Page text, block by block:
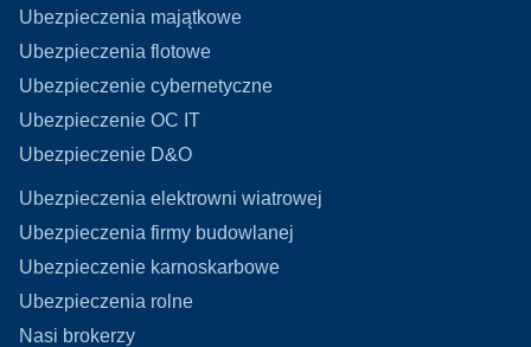
Ubezpieczenia majątkowe
Ubezpieczenia flotowe
Ubezpieczenie cybernetyczne
Ubezpieczenie OC IT
Ubezpieczenie D&O
Ubezpieczenia elektrowni wiatrowej
Ubezpieczenia firmy budowlanej
Ubezpieczenie karnoskarbowe
Ubezpieczenia rolne
Nasi brokerzy